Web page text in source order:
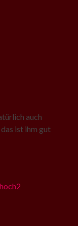
auch
ist ihm gut